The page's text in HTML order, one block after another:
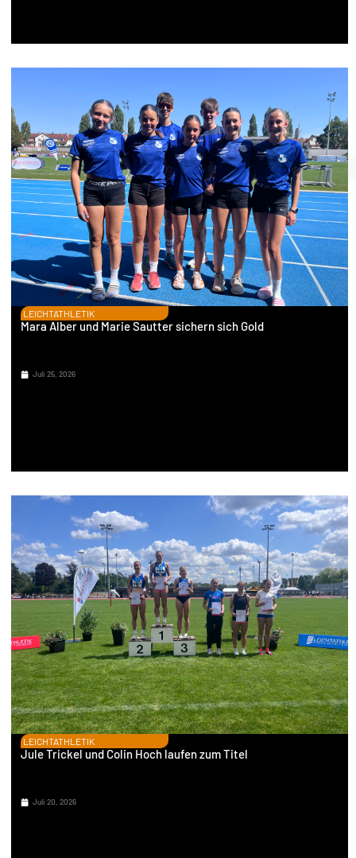
LEICHTATHLETIK
Mara Alber und Marie Sautter sichern sich Gold
Juli 25, 2026
LEICHTATHLETIK
Jule Trickel und Colin Hoch laufen zum Titel
Juli 20, 2026